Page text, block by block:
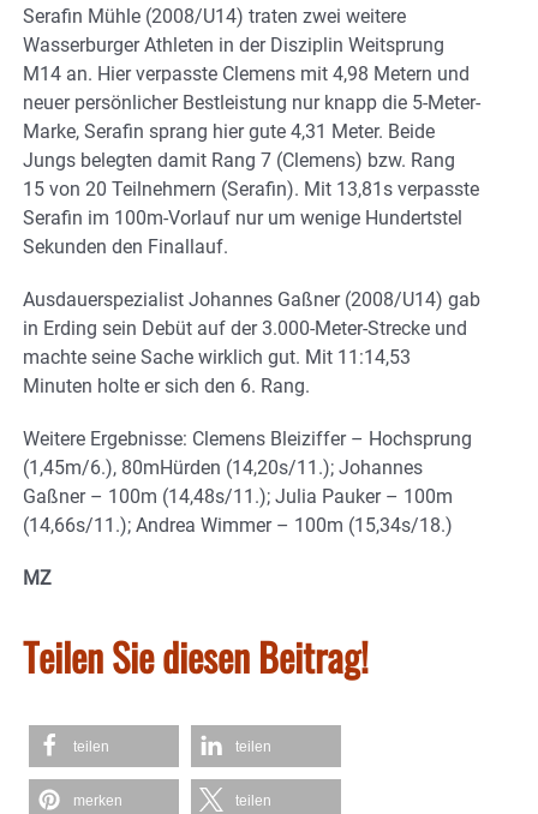
Serafin Mühle (2008/U14) traten zwei weitere
Wasserburger Athleten in der Disziplin Weitsprung
M14 an. Hier verpasste Clemens mit 4,98 Metern und
neuer persönlicher Bestleistung nur knapp die 5-Meter-
Marke, Serafin sprang hier gute 4,31 Meter. Beide
Jungs belegten damit Rang 7 (Clemens) bzw. Rang
15 von 20 Teilnehmern (Serafin). Mit 13,81s verpasste
Serafin im 100m-Vorlauf nur um wenige Hundertstel
Sekunden den Finallauf.
Ausdauerspezialist Johannes Gaßner (2008/U14) gab
in Erding sein Debüt auf der 3.000-Meter-Strecke und
machte seine Sache wirklich gut. Mit 11:14,53
Minuten holte er sich den 6. Rang.
Weitere Ergebnisse: Clemens Bleiziffer – Hochsprung
(1,45m/6.), 80mHürden (14,20s/11.); Johannes
Gaßner – 100m (14,48s/11.); Julia Pauker – 100m
(14,66s/11.); Andrea Wimmer – 100m (15,34s/18.)
MZ
Teilen Sie diesen Beitrag!
teilen teilen
merken teilen